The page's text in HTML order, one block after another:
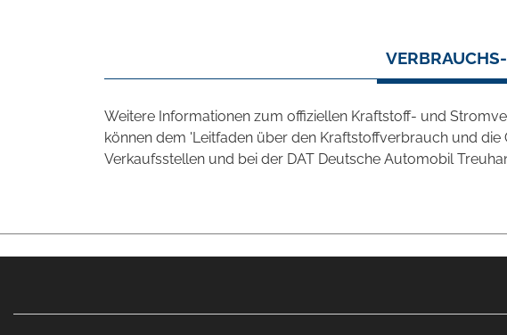
Weitere Informationen zum offiziellen Kraftstoff- und
können dem 'Leitfaden über den Kraftstoffverbrauch und
Verkaufsstellen und bei der DAT Deutsche Automobil